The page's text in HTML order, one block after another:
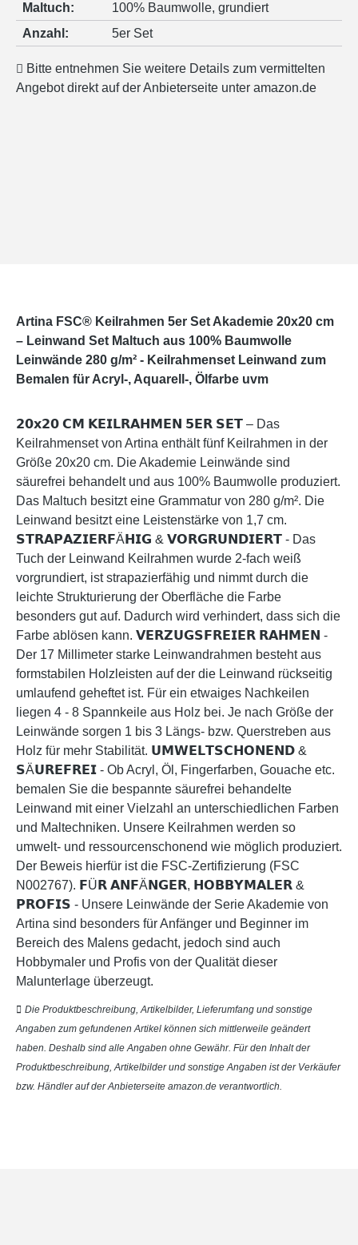
Maltuch:
100% Baumwolle, grundiert
Anzahl:
5er Set
Bitte entnehmen Sie weitere Details zum vermittelten
Angebot direkt auf der Anbieterseite unter amazon.de
Artina FSC® Keilrahmen 5er Set Akademie 20x20 cm
– Leinwand Set Maltuch aus 100% Baumwolle
Leinwände 280 g/m² - Keilrahmenset Leinwand zum
Bemalen für Acryl-, Aquarell-, Ölfarbe uvm
𝟮𝟬𝘅𝟮𝟬 𝗖𝗠 𝗞𝗘𝗜𝗟𝗥𝗔𝗛𝗠𝗘𝗡 𝟱𝗘𝗥 𝗦𝗘𝗧 – Das
Keilrahmenset von Artina enthält fünf Keilrahmen in der
Größe 20x20 cm. Die Akademie Leinwände sind
säurefrei behandelt und aus 100% Baumwolle produziert.
Das Maltuch besitzt eine Grammatur von 280 g/m². Die
Leinwand besitzt eine Leistenstärke von 1,7 cm.
𝗦𝗧𝗥𝗔𝗣𝗔𝗭𝗜𝗘𝗥𝗙Ä𝗛𝗜𝗚 & 𝗩𝗢𝗥𝗚𝗥𝗨𝗡𝗗𝗜𝗘𝗥𝗧 - Das
Tuch der Leinwand Keilrahmen wurde 2-fach weiß
vorgrundiert, ist strapazierfähig und nimmt durch die
leichte Strukturierung der Oberfläche die Farbe
besonders gut auf. Dadurch wird verhindert, dass sich die
Farbe ablösen kann. 𝗩𝗘𝗥𝗭𝗨𝗚𝗦𝗙𝗥𝗘𝗜𝗘𝗥 𝗥𝗔𝗛𝗠𝗘𝗡 -
Der 17 Millimeter starke Leinwandrahmen besteht aus
formstabilen Holzleisten auf der die Leinwand rückseitig
umlaufend geheftet ist. Für ein etwaiges Nachkeilen
liegen 4 - 8 Spannkeile aus Holz bei. Je nach Größe der
Leinwände sorgen 1 bis 3 Längs- bzw. Querstreben aus
Holz für mehr Stabilität. 𝗨𝗠𝗪𝗘𝗟𝗧𝗦𝗖𝗛𝗢𝗡𝗘𝗡𝗗 &
𝗦Ä𝗨𝗥𝗘𝗙𝗥𝗘𝗜 - Ob Acryl, Öl, Fingerfarben, Gouache etc.
bemalen Sie die bespannte säurefrei behandelte
Leinwand mit einer Vielzahl an unterschiedlichen Farben
und Maltechniken. Unsere Keilrahmen werden so
umwelt- und ressourcenschonend wie möglich produziert.
Der Beweis hierfür ist die FSC-Zertifizierung (FSC
N002767). 𝗙Ü𝗥 𝗔𝗡𝗙Ä𝗡𝗚𝗘𝗥, 𝗛𝗢𝗕𝗕𝗬𝗠𝗔𝗟𝗘𝗥 &
𝗣𝗥𝗢𝗙𝗜𝗦 - Unsere Leinwände der Serie Akademie von
Artina sind besonders für Anfänger und Beginner im
Bereich des Malens gedacht, jedoch sind auch
Hobbymaler und Profis von der Qualität dieser
Malunterlage überzeugt.
Die Produktbeschreibung, Artikelbilder, Lieferumfang und sonstige
Angaben zum gefundenen Artikel können sich mittlerweile geändert
haben. Deshalb sind alle Angaben ohne Gewähr. Für den Inhalt der
Produktbeschreibung, Artikelbilder und sonstige Angaben ist der Verkäufer
bzw. Händler auf der Anbieterseite amazon.de verantwortlich.